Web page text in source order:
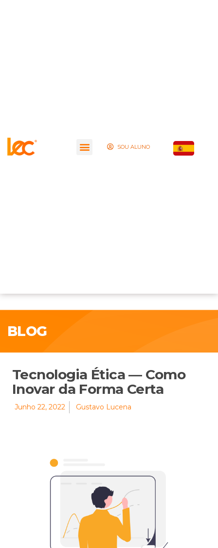
SOU ALUNO
BLOG
Tecnologia Ética — Como
Inovar da Forma Certa
Junho 22, 2022 Gustavo Lucena